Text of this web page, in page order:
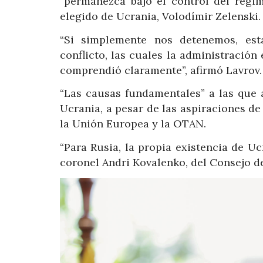
elegido de Ucrania, Volodímir Zelenski.
“Si simplemente nos detenemos,
conflicto, las cuales la administración
comprendió claramente”, afirmó Lavrov.
“Las causas fundamentales” a las
Ucrania, a pesar de las aspiraciones
la Unión Europea y la OTAN.
“Para Rusia, la propia existencia de
coronel Andri Kovalenko, del Consejo